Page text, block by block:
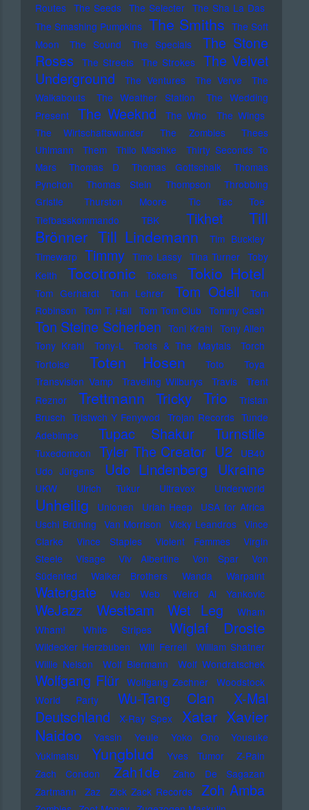
Routes The Seeds The Selecter The Sha La Das
The Smashing Pumpkins The Smiths The Soft
Moon
The Sound The Specials
The Stone
Roses
The Streets The Strokes
The Velvet
Underground
The Ventures The Verve
The
Walkabouts
The Weather Station
The Wedding
Present
The Weeknd The Who
The Wings
The Wirtschaftswunder
The Zombies
Thees
Uhlmann
Them Thilo Mischke
Thirty Seconds To
Mars
Thomas D Thomas Gottschalk
Thomas
Pynchon
Thomas Stein Thompson
Throbbing
Gristle
Thurston Moore
Tic Tac Toe
Tiefbasskommando TBK
Tikhet
Till
Brönner Till Lindemann
Tim Buckley
Timewarp Timmy Timo Lassy Tina Turner Toby
Keith
Tocotronic Tokens Tokio Hotel
Tom Gerhardt Tom Lehrer Tom Odell
Tom
Robinson Tom T. Hall Tom Tom Club Tommy Cash
Ton Steine Scherben Toni Krahl Tony Allen
Tony Krahl
Tony-L Toots & The Maytals
Torch
Tortoise
Toten Hosen Toto
Toya
Transvision Vamp
Traveling Wilburys Travis
Trent
Reznor
Trettmann Tricky Trio
Tristan
Brusch Tristwch Y Fenywod Trojan Records Tunde
Adebimpe
Tupac Shakur Turnstile
Tuxedomoon Tyler The Creator U2
UB40
Udo Jürgens
Udo Lindenberg Ukraine
UKW Ulrich Tukur Ultravox Underworld
Unheilig Unionen Uriah Heep
USA for Africa
Uschi Brüning Van Morrison Vicky Leandros Vince
Clarke
Vince Staples Violent Femmes
Virgin
Steele
Visage Viv Albertine Von Spar
Von
Südenfed
Walker Brothers Wanda Warpaint
Watergate Web Web Weird Al Yankovic
WeJazz Westbam Wet Leg
Wham
Wham!
White Stripes Wiglaf Droste
Wildecker Herzbuben Will Ferrell
William Shatner
Willie Nelson
Wolf Biermann Wolf Wondratschek
Wolfgang Flür Wolfgang Zechner
Woodstock
World Party
Wu-Tang Clan
X-Mal
Deutschland
X-Ray Spex Xatar Xavier
Naidoo
Yassin Yeule Yoko Ono
Yousuke
Yukimatsu
Yungblud Yves Tumor
Z-Pain
Zach Condon
Zah1de
Zaho De Sagazan
Zartmann
Zaz Zick Zack Records Zoh Amba